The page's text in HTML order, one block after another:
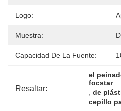
Logo:
Muestra:
Capacidad De La Fuente:
Resaltar:
el
focstar
, de
cepillo